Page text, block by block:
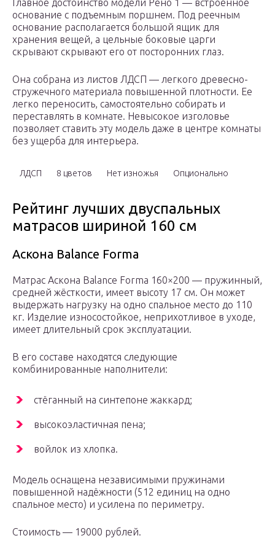
Главное достоинство модели Рено 1 — встроенное
основание с подъемным поршнем. Под реечным
основание располагается большой ящик для
хранения вещей, а цельные боковые царги
скрывают скрывают его от посторонних глаз.
Она собрана из листов ЛДСП — легкого древесно-
стружечного материала повышенной плотности. Ее
легко переносить, самостоятельно собирать и
переставлять в комнате. Невысокое изголовье
позволяет ставить эту модель даже в центре комнаты
без ущерба для интерьера.
ЛДСП 8 цветов Нет изножья Опционально
Рейтинг лучших двуспальных
матрасов шириной 160 см
Аскона Balance Forma
Матрас Аскона Balance Forma 160×200 — пружинный,
средней жёсткости, имеет высоту 17 см. Он может
выдержать нагрузку на одно спальное место до 110
кг. Изделие износостойкое, неприхотливое в уходе,
имеет длительный срок эксплуатации.
В его составе находятся следующие
комбинированные наполнители:
стёганный на синтепоне жаккард;
высокоэластичная пена;
войлок из хлопка.
Модель оснащена независимыми пружинами
повышенной надёжности (512 единиц на одно
спальное место) и усилена по периметру.
Стоимость — 19000 рублей.